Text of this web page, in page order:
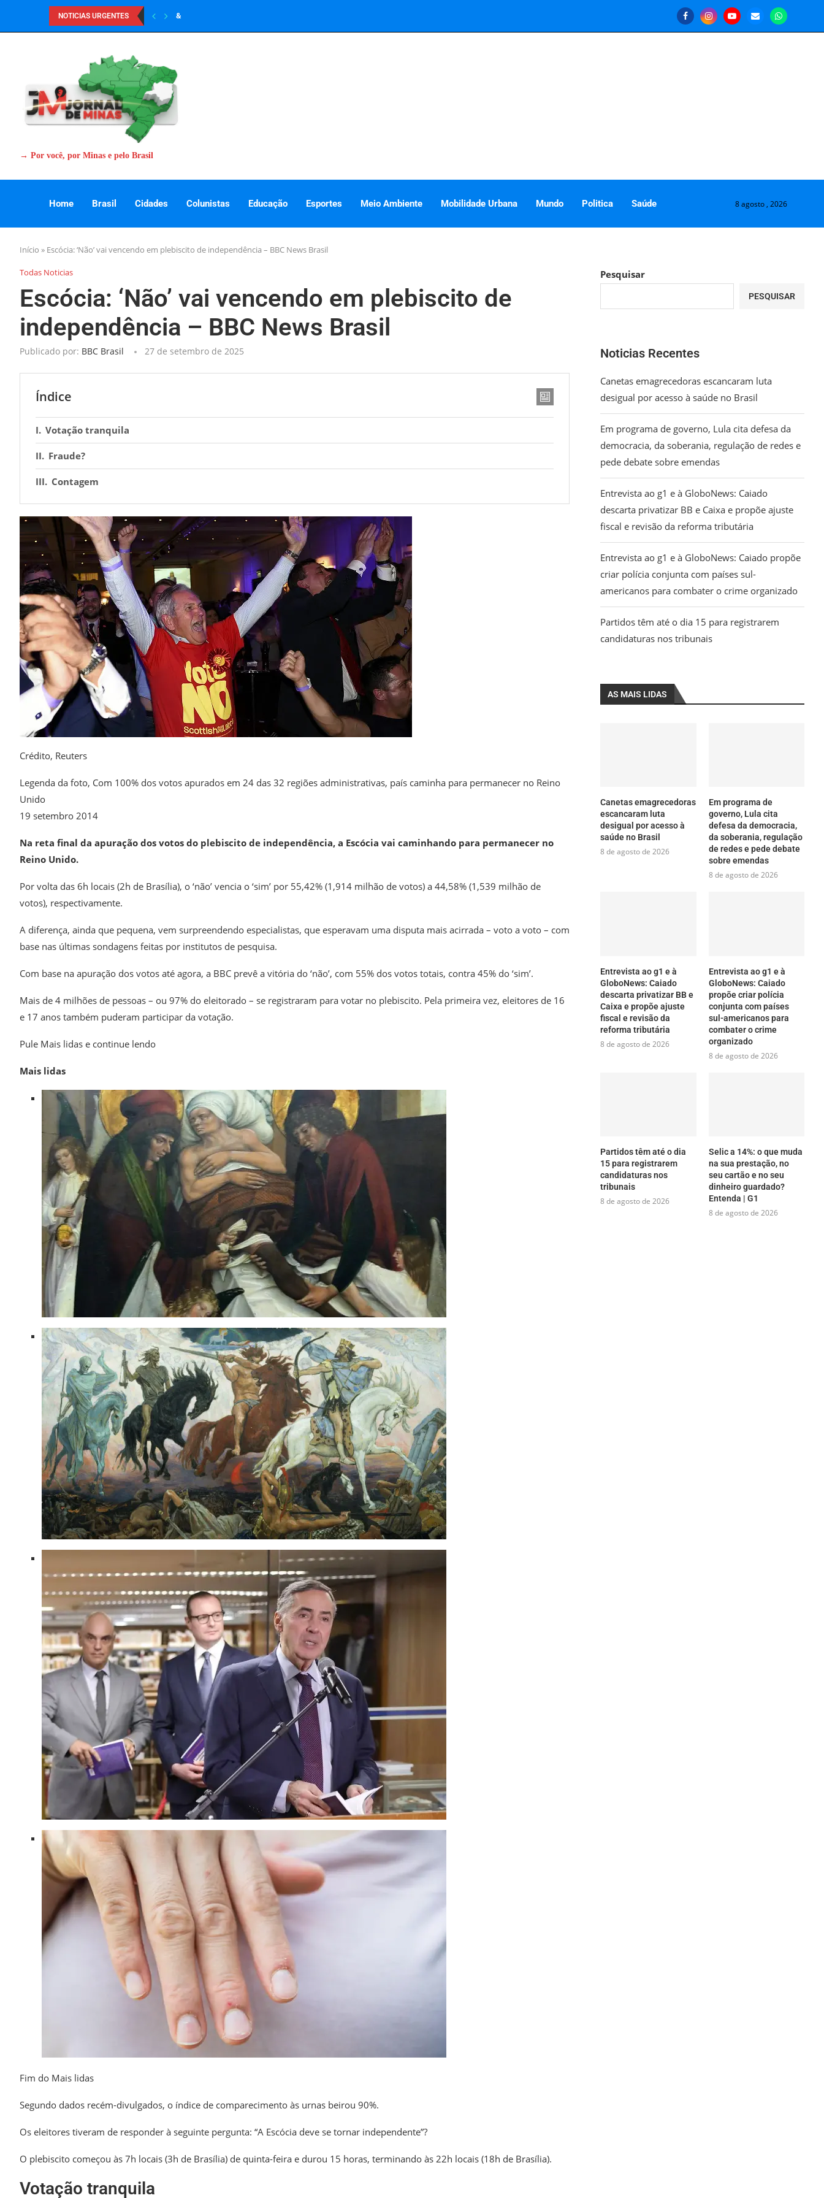
NOTICIAS URGENTES &
→ Por você, por Minas e pelo Brasil
Home Brasil Cidades Colunistas Educação Esportes Meio Ambiente Mobilidade Urbana Mundo Politica Saúde 8 agosto , 2026
Início » Escócia: ‘Não’ vai vencendo em plebiscito de independência – BBC News Brasil
Todas Noticias
Escócia: ‘Não’ vai vencendo em plebiscito de
independência – BBC News Brasil
Publicado por: BBC Brasil 27 de setembro de 2025
Índice
Votação tranquila
Fraude?
Contagem
Crédito, Reuters
Legenda da foto, Com 100% dos votos apurados em 24 das 32 regiões administrativas, país caminha para permanecer no Reino
Unido
19 setembro 2014
Na reta final da apuração dos votos do plebiscito de independência, a Escócia vai caminhando para permanecer no
Reino Unido.
Por volta das 6h locais (2h de Brasília), o ‘não’ vencia o ‘sim’ por 55,42% (1,914 milhão de votos) a 44,58% (1,539 milhão de
votos), respectivamente.
A diferença, ainda que pequena, vem surpreendendo especialistas, que esperavam uma disputa mais acirrada – voto a voto – com
base nas últimas sondagens feitas por institutos de pesquisa.
Com base na apuração dos votos até agora, a BBC prevê a vitória do ‘não’, com 55% dos votos totais, contra 45% do ‘sim’.
Mais de 4 milhões de pessoas – ou 97% do eleitorado – se registraram para votar no plebiscito. Pela primeira vez, eleitores de 16
e 17 anos também puderam participar da votação.
Pule Mais lidas e continue lendo
Mais lidas
Fim do Mais lidas
Segundo dados recém-divulgados, o índice de comparecimento às urnas beirou 90%.
Os eleitores tiveram de responder à seguinte pergunta: “A Escócia deve se tornar independente”?
O plebiscito começou às 7h locais (3h de Brasília) de quinta-feira e durou 15 horas, terminando às 22h locais (18h de Brasília).
Votação tranquila
Pesquisar
PESQUISAR
Noticias Recentes
Canetas emagrecedoras escancaram luta
desigual por acesso à saúde no Brasil
Em programa de governo, Lula cita defesa da
democracia, da soberania, regulação de redes e
pede debate sobre emendas
Entrevista ao g1 e à GloboNews: Caiado
descarta privatizar BB e Caixa e propõe ajuste
fiscal e revisão da reforma tributária
Entrevista ao g1 e à GloboNews: Caiado propõe
criar polícia conjunta com países sul-
americanos para combater o crime organizado
Partidos têm até o dia 15 para registrarem
candidaturas nos tribunais
AS MAIS LIDAS
Canetas emagrecedoras
escancaram luta
desigual por acesso à
saúde no Brasil
8 de agosto de 2026
Em programa de
governo, Lula cita
defesa da democracia,
da soberania, regulação
de redes e pede debate
sobre emendas
8 de agosto de 2026
Entrevista ao g1 e à
GloboNews: Caiado
descarta privatizar BB e
Caixa e propõe ajuste
fiscal e revisão da
reforma tributária
8 de agosto de 2026
Entrevista ao g1 e à
GloboNews: Caiado
propõe criar polícia
conjunta com países
sul-americanos para
combater o crime
organizado
8 de agosto de 2026
Partidos têm até o dia
15 para registrarem
candidaturas nos
tribunais
8 de agosto de 2026
Selic a 14%: o que muda
na sua prestação, no
seu cartão e no seu
dinheiro guardado?
Entenda | G1
8 de agosto de 2026